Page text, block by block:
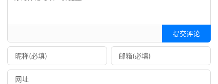
提交评论